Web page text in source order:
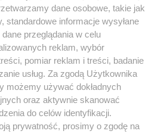
PRYWATNOŚCI HOSTING
RSS FACEBOOK KONTAKT
serwisy
Muzyka i kultura
Archiwum wydarzeń
dane osobowe, takie jak
standardowe informacje wysyłane
przeglądania w celu
reklam, wybór
pomiar reklam i treści, badanie
usług. Za zgodą Użytkownika
możemy używać dokładnych
oraz aktywnie skanować
do celów identyfikacji.
prywatność, prosimy o zgodę na